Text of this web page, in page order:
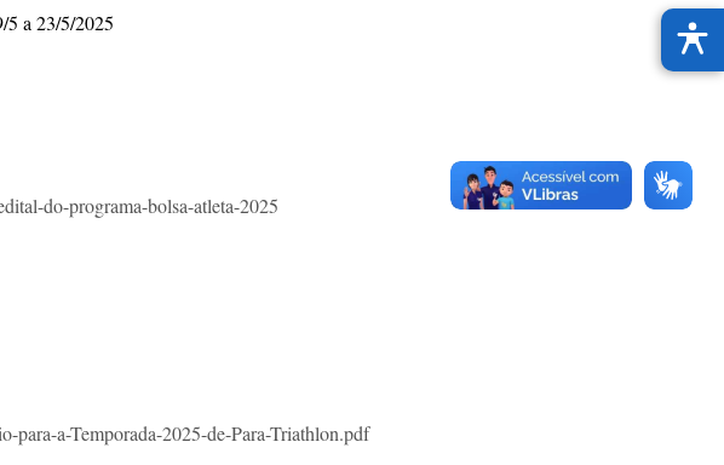
5 a 23/5/2025
do-programa-bolsa-atleta-2025
para-a-Temporada-2025-de-Para-Triathlon.pdf